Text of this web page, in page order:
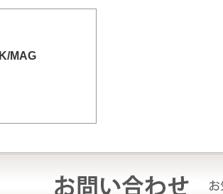
MAG